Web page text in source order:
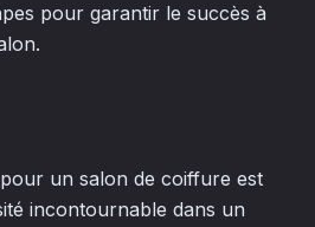
pour garantir le succès à
un salon de coiffure est
incontournable dans un